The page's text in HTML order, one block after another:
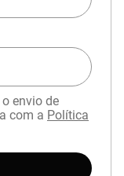
envio de
com a Política